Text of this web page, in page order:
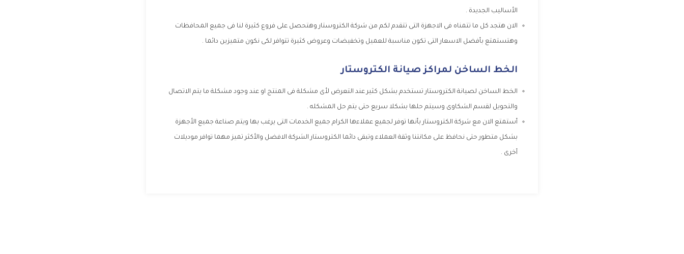
الأساليب الجديدة .
الان هتجد كل ما تتمناه فى الاجهزة التى تتقدم لكم من شركة الكتروستار وهتحصل على فروع كثيرة لنا فى جميع المحافظات
وهتستمتع بأفضل الاسعار التى تكون مناسبة للعميل وتخفيضات وعروض كثيرة تتوافر لكى نكون متميزين دائما .
الخط الساخن لمراكز صيانة الكتروستار
الخط الساخن لصيانة الكتروستار تستخدم بشكل كثير عند التعرض لأى مشكلة فى المنتج او عند وجود مشكلة ما يتم الاتصال
والتحويل لقسم الشكاوى وسيتم حلها بشكلا سريع حتى يتم حل المشكله .
أستمتع الان مع شركة الكتروستار بأنها توفر لجميع عملاءها الكرام جميع الخدمات التى يرغب بها ويتم صناعة جميع الأجهزة
بشكل متطور حتى نحافظ على مكانتنا وثقة العملاء وتبقى دائما الكتروستار الشركة الافضل والأكثر تميز مهما توافر موديلات
أخرى .